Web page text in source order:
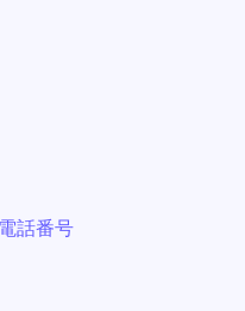
話番号